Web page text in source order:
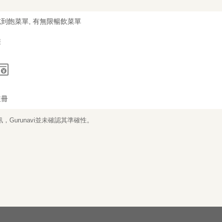
飽菜單, 有無限暢飲菜單
Gurunavi並未確認其準確性。